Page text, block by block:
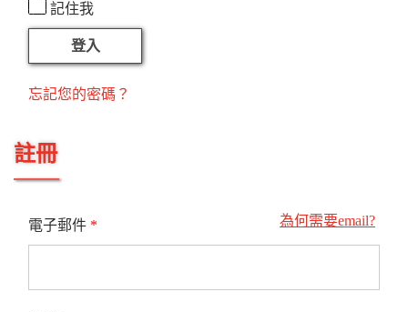
記住我
登入
忘記您的密碼？
註冊
電子郵件 * 為何需要email?